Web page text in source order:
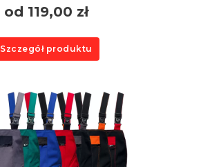
od 119,00 zł
Szczegół produktu